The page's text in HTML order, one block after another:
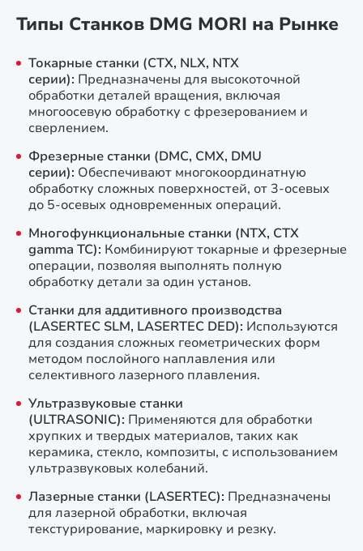
Типы Станков DMG MORI на Рынке
Токарные станки (CTX, NLX, NTX
серии): Предназначены для высокоточной
обработки деталей вращения, включая
многоосевую обработку с фрезерованием и
сверлением.
Фрезерные станки (DMC, CMX, DMU
серии): Обеспечивают многокоординатную
обработку сложных поверхностей, от 3-осевых
до 5-осевых одновременных операций.
Многофункциональные станки (NTX, CTX
gamma TC): Комбинируют токарные и фрезерные
операции, позволяя выполнять полную
обработку детали за один установ.
Станки для аддитивного производства
(LASERTEC SLM, LASERTEC DED): Используются
для создания сложных геометрических форм
методом послойного наплавления или
селективного лазерного плавления.
Ультразвуковые станки
(ULTRASONIC): Применяются для обработки
хрупких и твердых материалов, таких как
керамика, стекло, композиты, с использованием
ультразвуковых колебаний.
Лазерные станки (LASERTEC): Предназначены
для лазерной обработки, включая
текстурирование, маркировку и резку.